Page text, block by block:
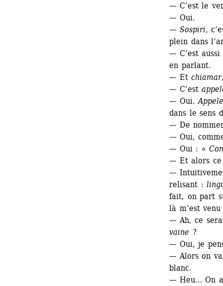
— C’est le
— Oui.
— Sospiri,
plein dans
— C’est
en parlant.
— Et chiamar
— C’est
— Oui.
dans le sens
— De
— Oui,
— Oui : «
— Et alors
—
relisant :
fait, on part
là m’est
— Ah, ce
vaine ?
— Oui, je
— Alors on
blanc.
— Heu… On